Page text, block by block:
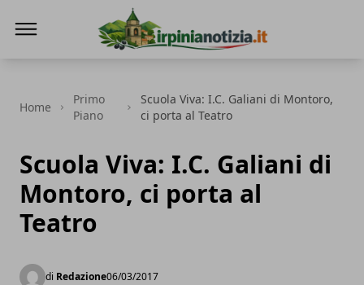
Home
Primo
Piano
Scuola Viva: I.C. Galiani di Montoro,
ci porta al Teatro
Scuola Viva: I.C. Galiani di
Montoro, ci porta al
Teatro
di Redazione06/03/2017